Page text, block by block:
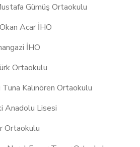
Gümüş Ortaokulu
Acar İHO
İHO
Ortaokulu
Kalınören Ortaokulu
Anadolu Lisesi
Ortaokulu